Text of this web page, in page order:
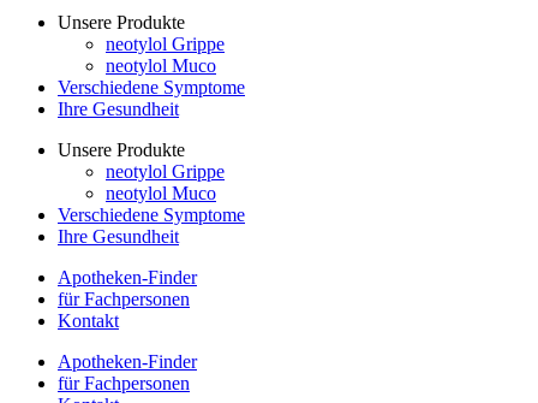
Unsere Produkte
neotylol Grippe
neotylol Muco
Verschiedene Symptome
Ihre Gesundheit
Unsere Produkte
neotylol Grippe
neotylol Muco
Verschiedene Symptome
Ihre Gesundheit
Apotheken-Finder
für Fachpersonen
Kontakt
Apotheken-Finder
für Fachpersonen